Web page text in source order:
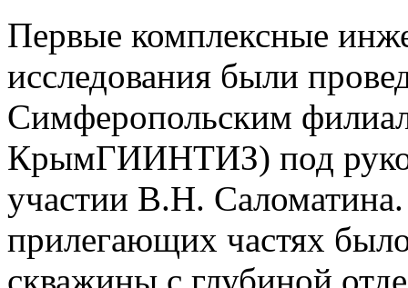
Первые комплексные
исследования были
Симферопольским
КрымГИИНТИЗ) под
участии В.Н.
прилегающих частях